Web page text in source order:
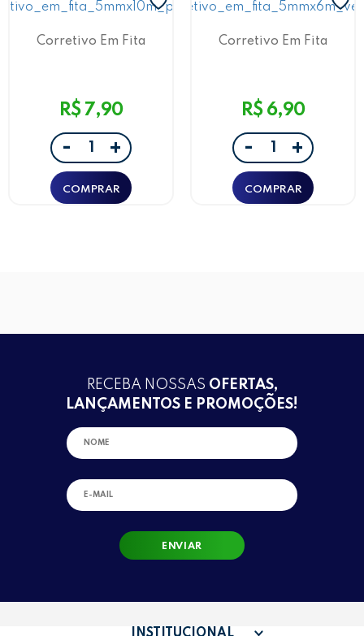
Corretivo Em Fita
R$ 7,90
- +
Corretivo Em Fita
R$ 6,90
- +
RECEBA NOSSAS OFERTAS,
LANÇAMENTOS E PROMOÇÕES!
ENVIAR
INSTITUCIONAL